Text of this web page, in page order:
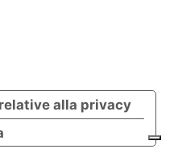
alla privacy